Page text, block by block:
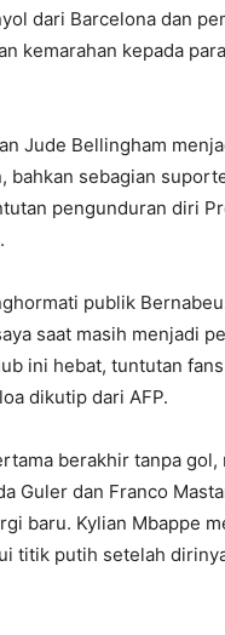
dari Barcelona dan
kemarahan kepada
Jude Bellingham
bahkan sebagian
pengunduran diri
publik
saat masih menjadi
ini hebat, tuntutan
dikutip dari AFP.
berakhir tanpa gol,
Guler dan Franco
baru. Kylian Mbappe
titik putih setelah